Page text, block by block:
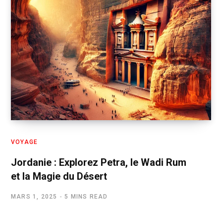
VOYAGE
Jordanie : Explorez Petra, le Wadi Rum
et la Magie du Désert
MARS 1, 2025 5 MINS READ